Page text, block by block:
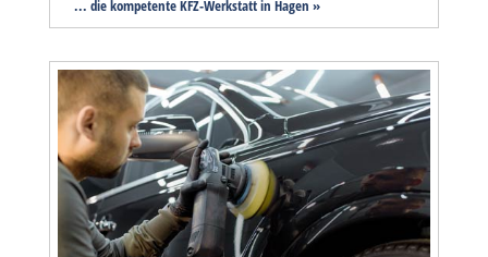
... die kompetente KFZ-Werkstatt in Hagen »